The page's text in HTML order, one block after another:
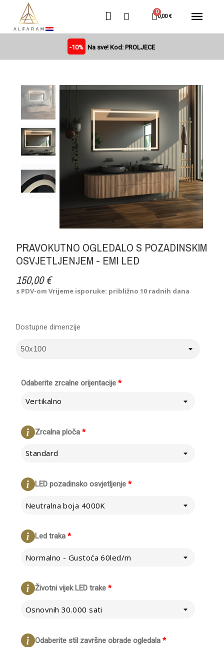
0,00 €
-10% Na sve! Kod: PROLJECE
PRAVOKUTNO OGLEDALO S POZADINSKIM
OSVJETLJENJEM - EMI LED
150,00 €
s PDV-omVrijeme isporuke: približno 10 radnih dana
*
Odaberite zrcalne orijentacije
Vertikalno
*
Zrcalna ploča
Standard
*
LED pozadinsko osvjetljenje
Neutralna boja 4000K
*
Led traka
Normalno - Gustoća 60led/m
*
Životni vijek LED trake
Osnovnih 30.000 sati
*
Odaberite stil završne obrade ogledala
Dostupne dimenzije